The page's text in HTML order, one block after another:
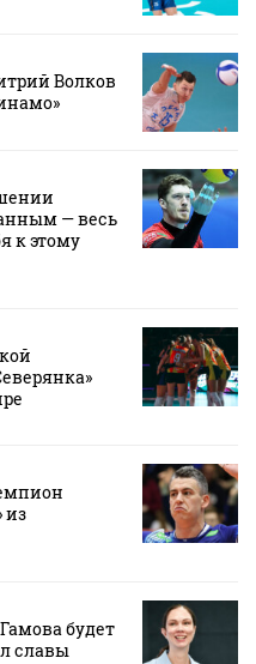
Волков
— весь
к этому
из
будет
славы